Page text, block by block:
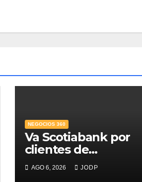
NEGOCIOS 360
Va Scotiabank por
clientes de
patrimonio
emergente
AGO 6, 2026 JODP